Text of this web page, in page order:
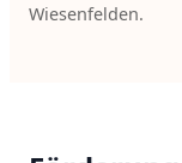
Wiesenfelden.